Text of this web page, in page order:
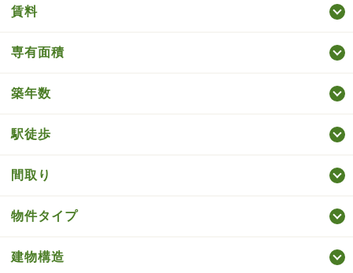
賃料
専有面積
築年数
駅徒歩
間取り
物件タイプ
建物構造